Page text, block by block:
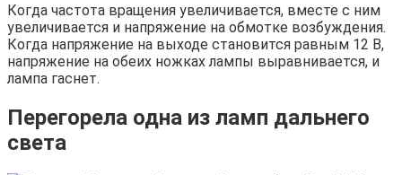
Когда частота вращения увеличивается, вместе с ним
увеличивается и напряжение на обмотке возбуждения.
Когда напряжение на выходе становится равным 12 В,
напряжение на обеих ножках лампы выравнивается, и
лампа гаснет.
Перегорела одна из ламп дальнего
света